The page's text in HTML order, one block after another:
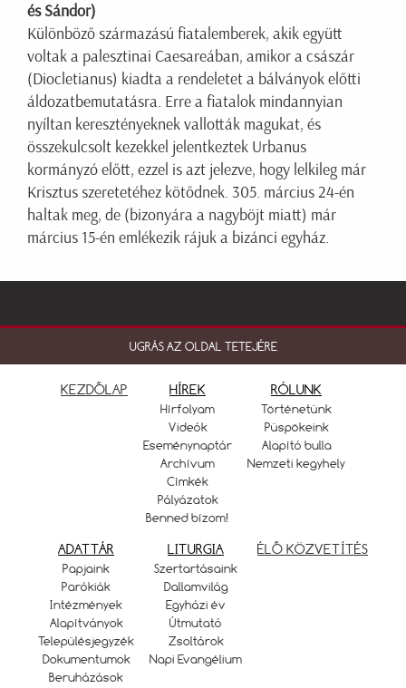
és Sándor)
Különböző származású fiatalemberek, akik együtt
voltak a palesztinai Caesareában, amikor a császár
(Diocletianus) kiadta a rendeletet a bálványok előtti
áldozatbemutatásra. Erre a fiatalok mindannyian
nyíltan keresztényeknek vallották magukat, és
összekulcsolt kezekkel jelentkeztek Urbanus
kormányzó előtt, ezzel is azt jelezve, hogy lelkileg már
Krisztus szeretetéhez kötődnek. 305. március 24-én
haltak meg, de (bizonyára a nagyböjt miatt) már
március 15-én emlékezik rájuk a bizánci egyház.
UGRÁS AZ OLDAL TETEJÉRE
KEZDŐLAP HÍREK
Hírfolyam
Videók
Eseménynaptár
Archívum
Címkék
Pályázatok
Benned bízom!
RÓLUNK
Történetünk
Püspökeink
Alapító bulla
Nemzeti kegyhely
ADATTÁR
Papjaink
Parókiák
Intézmények
Alapítványok
Településjegyzék
Dokumentumok
Beruházások
LITURGIA
Szertartásaink
Dallamvilág
Egyházi év
Útmutató
Zsoltárok
Napi Evangélium
ÉLŐ KÖZVETÍTÉS